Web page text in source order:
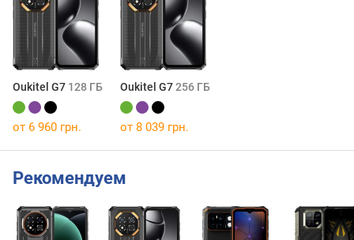
Oukitel G7 128 ГБ Oukitel G7256 ГБ
от 6 960 грн. от 8 039 грн.
Рекомендуем